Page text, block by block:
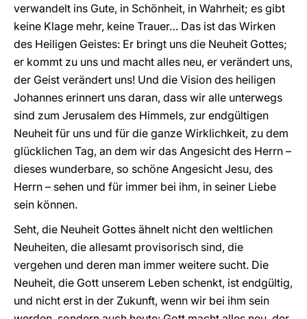
verwandelt ins Gute, in Schönheit, in Wahrheit; es gibt
keine Klage mehr, keine Trauer… Das ist das Wirken
des Heiligen Geistes: Er bringt uns die Neuheit Gottes;
er kommt zu uns und macht alles neu, er verändert uns,
der Geist verändert uns! Und die Vision des heiligen
Johannes erinnert uns daran, dass wir alle unterwegs
sind zum Jerusalem des Himmels, zur endgültigen
Neuheit für uns und für die ganze Wirklichkeit, zu dem
glücklichen Tag, an dem wir das Angesicht des Herrn –
dieses wunderbare, so schöne Angesicht Jesu, des
Herrn – sehen und für immer bei ihm, in seiner Liebe
sein können.
Seht, die Neuheit Gottes ähnelt nicht den weltlichen
Neuheiten, die allesamt provisorisch sind, die
vergehen und deren man immer weitere sucht. Die
Neuheit, die Gott unserem Leben schenkt, ist endgültig,
und nicht erst in der Zukunft, wenn wir bei ihm sein